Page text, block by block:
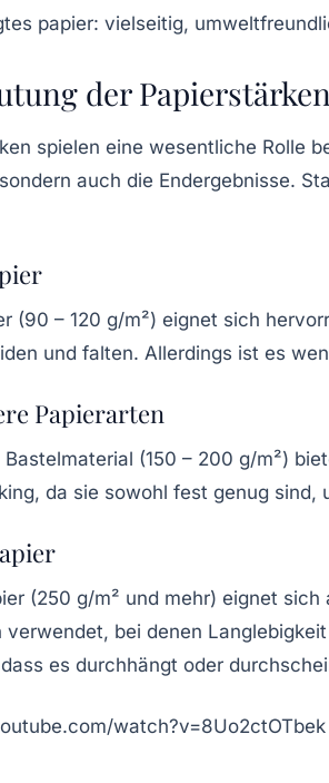
der
spielen eine wesentliche Rolle
auch die Endergebnisse.
(90 – 120 g/m²) eignet sich
und falten. Allerdings ist es
Papierarten
Bastelmaterial (150 – 200 g/m²)
da sie sowohl fest genug
(250 g/m² und mehr) eignet
verwendet, bei denen
es durchhängt oder
watch?v=8Uo2ctOTbek